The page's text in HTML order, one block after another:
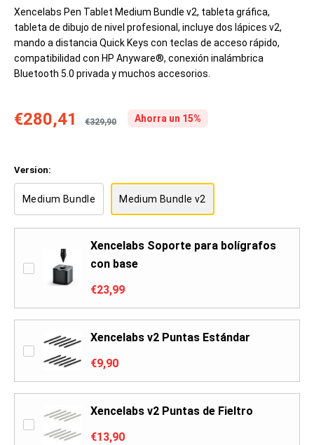
Xencelabs Pen Tablet Medium Bundle v2, tableta gráfica,
tableta de dibujo de nivel profesional, incluye dos lápices v2,
mando a distancia Quick Keys con teclas de acceso rápido,
compatibilidad con HP Anyware®, conexión inalámbrica
Bluetooth 5.0 privada y muchos accesorios.
€280,41 €329,90 Ahorra un 15%
Version:
Medium Bundle Medium Bundle v2
Xencelabs Soporte para bolígrafos
con base
€23,99
Xencelabs v2 Puntas Estándar
€9,90
Xencelabs v2 Puntas de Fieltro
€13,90